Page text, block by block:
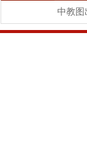
中教图